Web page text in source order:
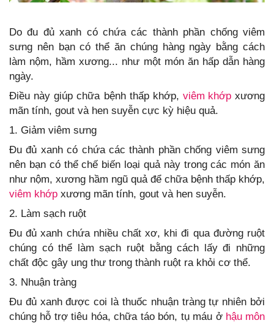
Do đu đủ xanh có chứa các thành phần chống viêm
sưng nên bạn có thể ăn chúng hàng ngày bằng cách
làm nộm, hầm xương... như một món ăn hấp dẫn hàng
ngày.
Điều này giúp chữa bệnh thấp khớp, viêm khớpxương
mãn tính, gout và hen suyễn cực kỳ hiệu quả.
1. Giảm viêm sưng
Đu đủ xanh có chứa các thành phần chống viêm sưng
nên bạn có thể chế biến loại quả này trong các món ăn
như nộm, xương hầm ngũ quả để chữa bệnh thấp khớp,
viêm khớp xương mãn tính, gout và hen suyễn.
2. Làm sạch ruột
Đu đủ xanh chứa nhiều chất xơ, khi đi qua đường ruột
chúng có thể làm sạch ruột bằng cách lấy đi những
chất độc gây ung thư trong thành ruột ra khỏi cơ thể.
3. Nhuận tràng
Đu đủ xanh được coi là thuốc nhuận tràng tự nhiên bởi
chúng hỗ trợ tiêu hóa, chữa táo bón, tụ máu ở hậu môn